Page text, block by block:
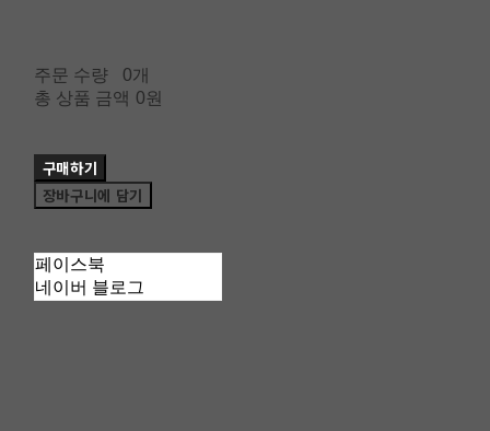
주문 수량
0개
총 상품 금액 0원
구매하기
장바구니에 담기
페이스북
네이버 블로그